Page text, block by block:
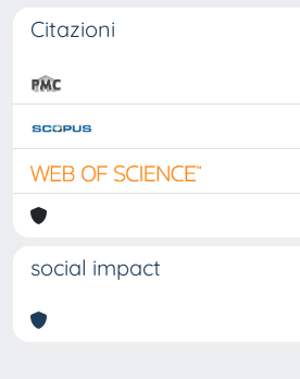
Citazioni
social impact